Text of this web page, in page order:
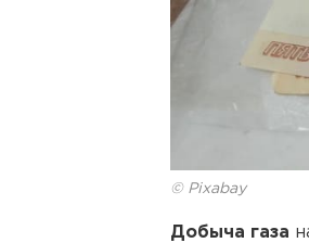
© Pixabay
Добыча газа